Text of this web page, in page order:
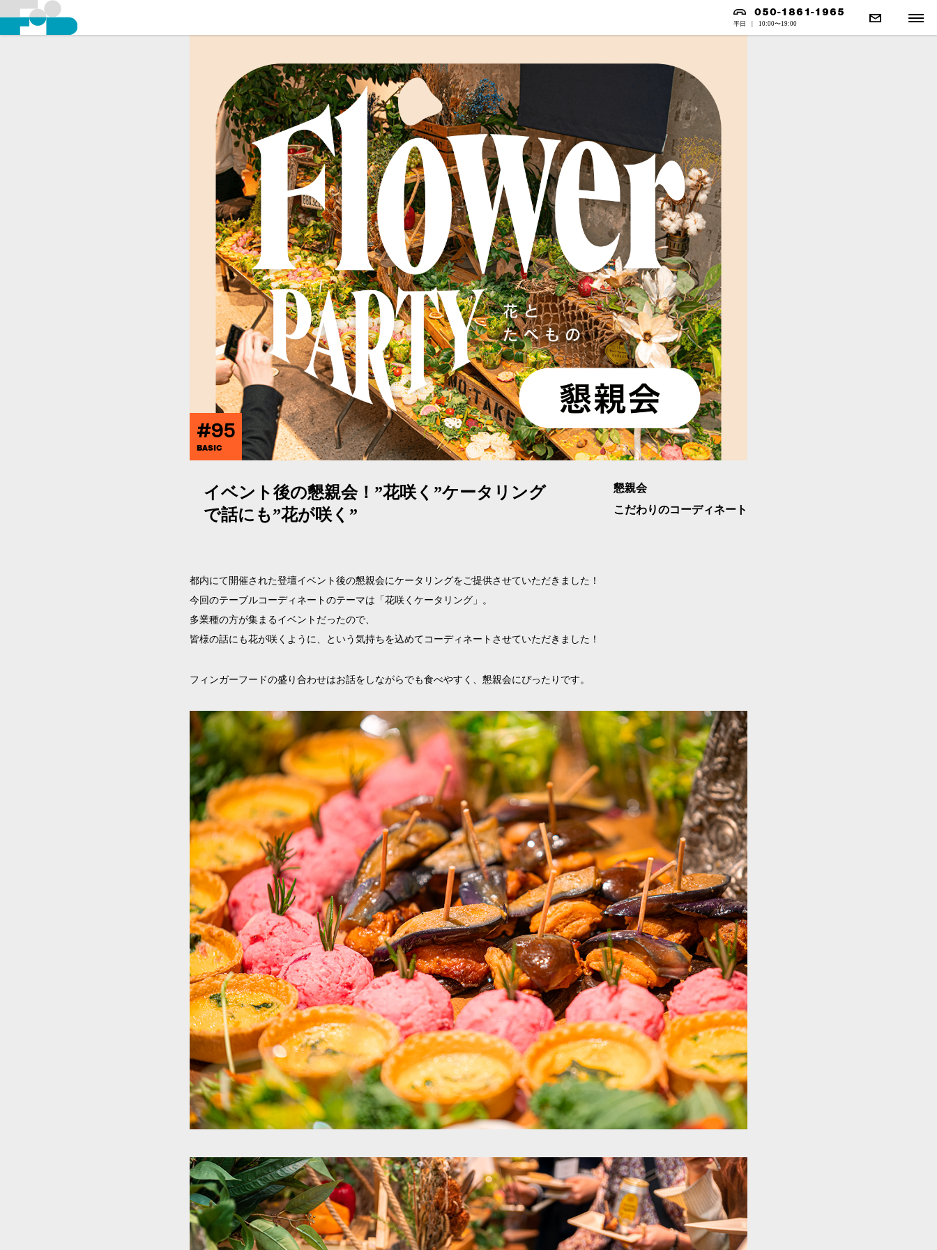
050-1861-1965
平日 10:00〜19:00
#95
BASIC
イベント後の懇親会！”花咲く”ケータリング
で話にも”花が咲く”
懇親会
こだわりのコーディネート
都内にて開催された登壇イベント後の懇親会にケータリングをご提供させていただきました！
今回のテーブルコーディネートのテーマは「花咲くケータリング」。
多業種の方が集まるイベントだったので、
皆様の話にも花が咲くように、という気持ちを込めてコーディネートさせていただきました！
フィンガーフードの盛り合わせはお話をしながらでも食べやすく、懇親会にぴったりです。